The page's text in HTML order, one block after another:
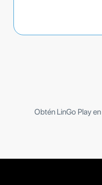
Obtén LinGo Play en